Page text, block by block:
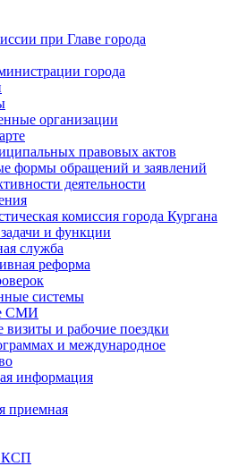
при Главе города
города
организации
правовых актов
формы обращений и заявлений
деятельности
комиссия города Кургана
и функции
служба
реформа
системы
СМИ
и рабочие поездки
и международное
информация
приемная
КСП